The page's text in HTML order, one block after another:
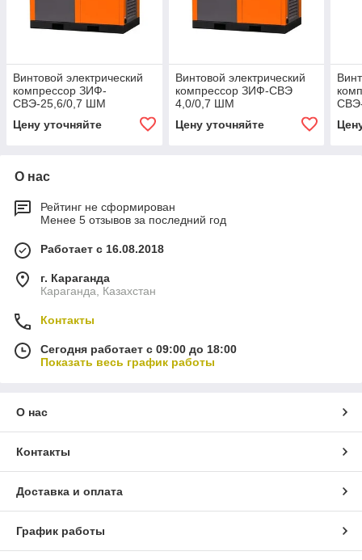
Винтовой электрический
компрессор ЗИФ-
СВЭ-25,6/0,7 ШМ
Цену уточняйте
Винтовой электрический
компрессор ЗИФ-СВЭ
4,0/0,7 ШМ
Цену уточняйте
О нас
Рейтинг не сформирован
Менее 5 отзывов за последний год
Работает с 16.08.2018
г. Караганда
Караганда, Казахстан
Контакты
Сегодня работает с 09:00 до 18:00
Показать весь график работы
О нас
Контакты
Доставка и оплата
График работы